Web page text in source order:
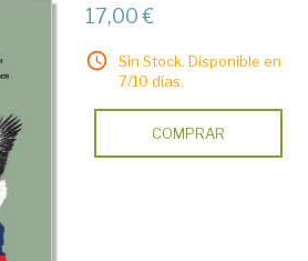
17,00 €
Sin Stock. Disponible en
7/10 días.
COMPRAR